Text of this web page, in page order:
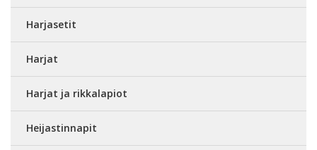
Harjasetit
Harjat
Harjat ja rikkalapiot
Heijastinnapit